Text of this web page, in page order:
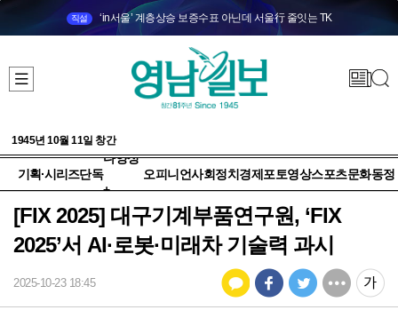
직설 ‘in서울’ 계층상승 보증수표 아닌데 서울行 줄잇는 TK
1945년 10월 11일 창간
기획·시리즈단독
다양성
+
오피니언사회정치 경제 포토영상스포츠문화동정
[FIX 2025] 대구기계부품연구원, ‘FIX
2025’서 AI·로봇·미래차 기술력 과시
2025-10-23 18:45